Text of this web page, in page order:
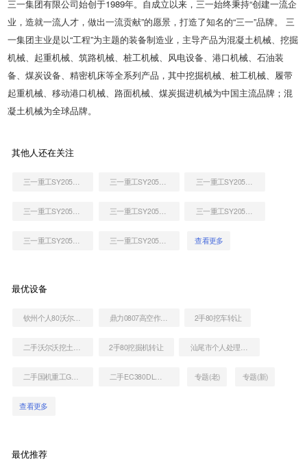
三一集团有限公司始创于1989年。自成立以来，三一始终秉持“创建一流企
业，造就一流人才，做出一流贡献”的愿景，打造了知名的“三一”品牌。 三
一集团主业是以“工程”为主题的装备制造业，主导产品为混凝土机械、挖掘
机械、起重机械、筑路机械、桩工机械、风电设备、港口机械、石油装
备、煤炭设备、精密机床等全系列产品，其中挖掘机械、桩工机械、履带
起重机械、移动港口机械、路面机械、煤炭掘进机械为中国主流品牌；混
凝土机械为全球品牌。
其他人还在关注
三一重工SY205H挖掘机 三一重工SY205H挖掘机 三一重工SY205H挖掘机
三一重工SY205H挖掘机 三一重工SY205H挖掘机 三一重工SY205H挖掘机
三一重工SY205H挖掘机 三一重工SY205H挖掘机 查看更多
最优设备
钦州个人80沃尔沃挖掘机转让 鼎力0807高空作业机械 2手80挖车转让
二手沃尔沃挖土机EC380DL多少钱转让 2手80挖掘机转让 汕尾市个人处理住友80二手挖机
二手国机重工GE380H挖掘机 二手EC380DL沃尔沃销售电话 专题(老) 专题(新)
查看更多
最优推荐